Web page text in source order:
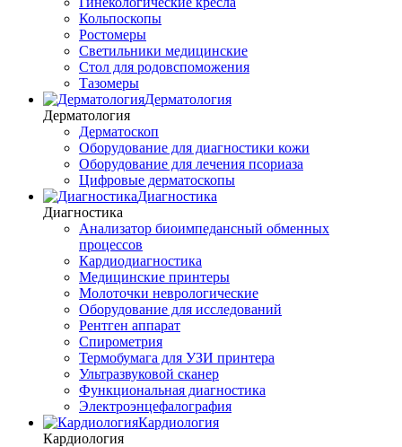
Кольпоскопы
Ростомеры
Светильники медицинские
Стол для родовспоможения
Тазомеры
Дерматология
Дерматология
Дерматоскоп
Оборудование для диагностики кожи
Оборудование для лечения псориаза
Цифровые дерматоскопы
Диагностика
Диагностика
Анализатор биоимпедансный обменных
процессов
Кардиодиагностика
Медицинские принтеры
Молоточки неврологические
Оборудование для исследований
Рентген аппарат
Спирометрия
Термобумага для УЗИ принтера
Ультразвуковой сканер
Функциональная диагностика
Электроэнцефалография
Кардиология
Кардиология